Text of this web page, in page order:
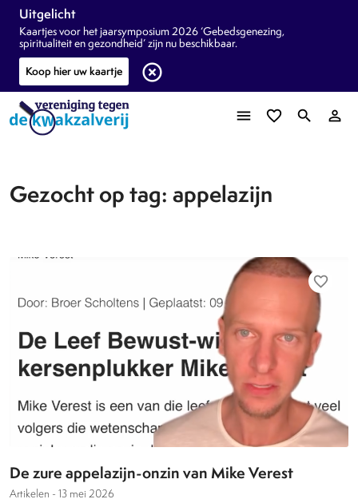
Uitgelicht
Kaartjes voor het jaarsymposium 2026 ‘Gebedsgenezing,
spiritualiteit en gezondheid’ zijn nu beschikbaar.
Koop hier uw kaartje
highlight_off
menu favorite_border search person_outline
Gezocht op tag: appelazijn
favorite_border
De zure appelazijn-onzin van Mike Verest
Artikelen - 13 mei 2026